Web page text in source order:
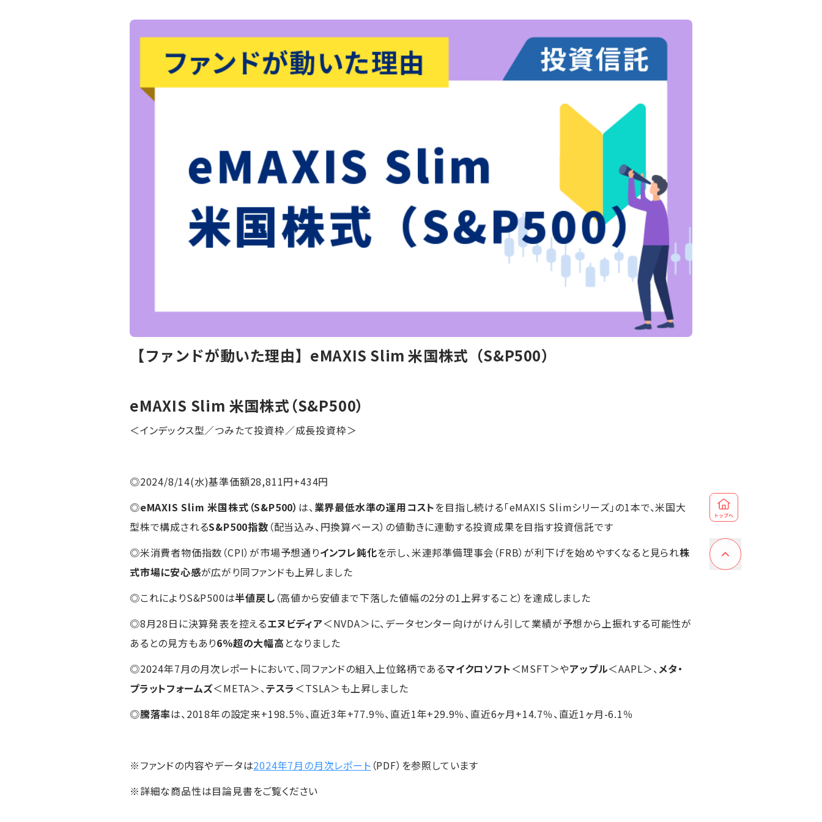
【ファンドが動いた理由】eMAXIS Slim 米国株式（S&P500）
eMAXIS Slim 米国株式（S&P500）
＜インデックス型／つみたて投資枠／成長投資枠＞
◎2024/8/14(水)基準価額28,811円+434円
◎eMAXIS Slim 米国株式（S&P500） は、業界最低水準の運用コストを目指し続ける「eMAXIS Slimシリーズ」の1本で、米国大
型株で構成されるS&P500指数 （配当込み、円換算ベース）の値動きに連動する投資成果を目指す投資信託です
◎米消費者物価指数（CPI）が市場予想通りインフレ鈍化を示し、米連邦準備理事会（FRB）が利下げを始めやすくなると見られ株
式市場に安心感が広がり同ファンドも上昇しました
◎これによりS&P500は半値戻し （高値から安値まで下落した値幅の2分の1上昇すること）を達成しました
◎8月28日に決算発表を控えるエヌビディア＜NVDA＞に、データセンター向けがけん引して業績が予想から上振れする可能性が
あるとの見方もあり6％超の大幅高 となりました
◎2024年7月の月次レポートにおいて、同ファンドの組入上位銘柄であるマイクロソフト＜MSFT＞やアップル＜AAPL＞、メタ・
プラットフォームズ＜META＞、テスラ ＜TSLA＞も上昇しました
◎騰落率は、2018年の設定来+198.5％、直近3年+77.9％、直近1年+29.9％、直近6ヶ月+14.7％、直近1ヶ月-6.1％
※ファンドの内容やデータは2024年7月の月次レポート （PDF）を参照しています
※詳細な商品性は目論見書をご覧ください